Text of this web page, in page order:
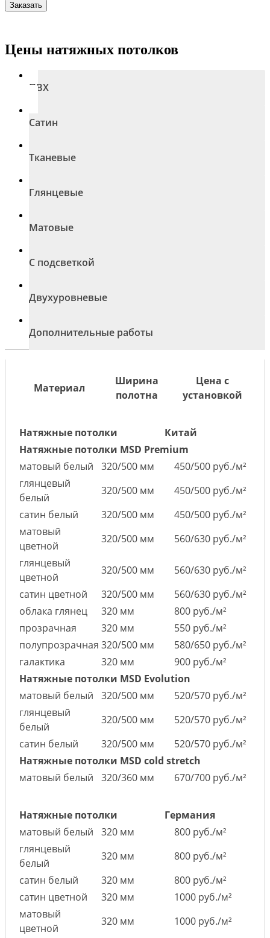
Заказать
Цены натяжных потолков
ПВХ
Сатин
Тканевые
Глянцевые
Матовые
С подсветкой
Двухуровневые
Дополнительные работы
Материал
Ширина
полотна
Цена с
установкой
Натяжные потолки
Китай
Натяжные потолки MSD Premium
матовый белый
320/500 мм
450/500 руб./м²
глянцевый
белый
320/500 мм
450/500 руб./м²
сатин белый
320/500 мм
450/500 руб./м²
матовый
цветной
320/500 мм
560/630 руб./м²
глянцевый
цветной
320/500 мм
560/630 руб./м²
сатин цветной
320/500 мм
560/630 руб./м²
облака глянец
320 мм
800 руб./м²
прозрачная
320 мм
550 руб./м²
полупрозрачная 320/500 мм
580/650 руб./м²
галактика
320 мм
900 руб./м²
Натяжные потолки MSD Evolution
матовый белый
320/500 мм
520/570 руб./м²
глянцевый
белый
320/500 мм
520/570 руб./м²
сатин белый
320/500 мм
520/570 руб./м²
Натяжные потолки MSD cold stretch
матовый белый
320/360 мм 670/700 руб./м²
Натяжные потолки
Германия
матовый белый
320 мм
800 руб./м²
глянцевый
белый
320 мм
800 руб./м²
сатин белый
320 мм
800 руб./м²
сатин цветной
320 мм
1000 руб./м²
матовый
цветной
320 мм
1000 руб./м²